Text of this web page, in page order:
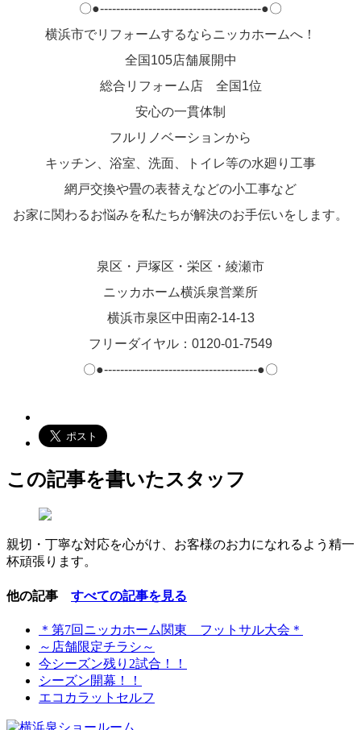
〇●----------------------------------------●〇
横浜市でリフォームするならニッカホームへ！
全国105店舗展開中
総合リフォーム店 全国1位
安心の一貫体制
フルリノベーションから
キッチン、浴室、洗面、トイレ等の水廻り工事
網戸交換や畳の表替えなどの小工事など
お家に関わるお悩みを私たちが解決のお手伝いをします。
泉区・戸塚区・栄区・綾瀬市
ニッカホーム横浜泉営業所
横浜市泉区中田南2-14-13
フリーダイヤル：0120-01-7549
〇●--------------------------------------●〇
この記事を書いたスタッフ
親切・丁寧な対応を心がけ、お客様のお力になれるよう精一
杯頑張ります。
他の記事 すべての記事を見る
＊第7回ニッカホーム関東 フットサル大会＊
～店舗限定チラシ～
今シーズン残り2試合！！
シーズン開幕！！
エコカラットセルフ